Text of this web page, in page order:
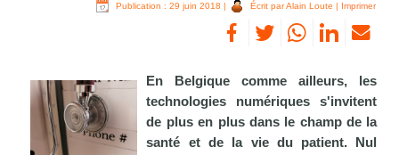
Publication : 29 juin 2018 | Écrit par Alain Loute | Imprimer
En Belgique comme ailleurs, les
technologies numériques s'invitent
de plus en plus dans le champ de la
santé et de la vie du patient. Nul